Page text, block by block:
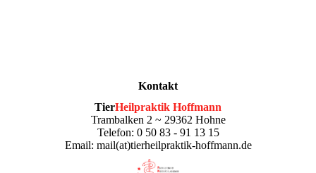
Kontakt
TierHeilpraktik Hoffmann
Trambalken 2 ~ 29362 Hohne
Telefon: 0 50 83 - 91 13 15
Email: mail(at)tierheilpraktik-hoffmann.de